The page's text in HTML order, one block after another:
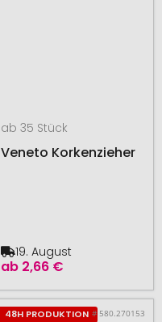
ab 35 Stück
Veneto Korkenzieher
ab 2,66 €
19. August
48H PRODUKTION # 580.270153